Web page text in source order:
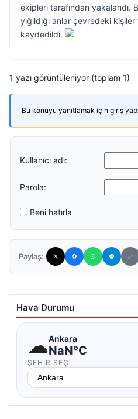
ekipleri tarafından yakalandı.
yığıldığı anlar çevredeki
kaydedildi.
1 yazı görüntüleniyor (toplam 1)
Bu konuyu yanıtlamak için giriş
Kullanıcı adı:
Parola:
Beni hatırla
Paylaş:
Hava Durumu
☁Ankara
NaN°C
ŞEHIR SEÇ